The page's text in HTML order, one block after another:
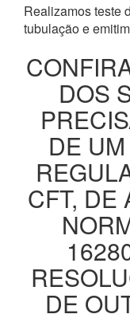
Realizamos teste
tubulação e
DOS
DE
CFT, DE
DE